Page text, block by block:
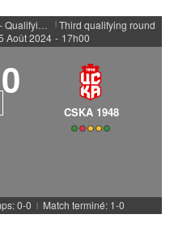
| Third qualifying round
Août 2024 - 17h00
0
CSKA 1948
0-0 | Match terminé: 1-0